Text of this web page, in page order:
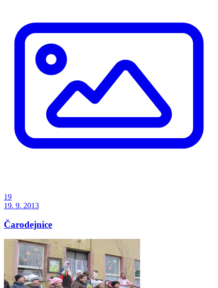
19
19. 9. 2013
Čarodejnice